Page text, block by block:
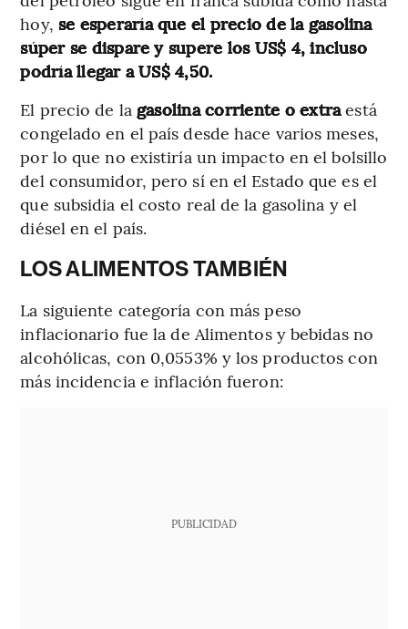
hoy, se esperaría que el precio de la gasolina
súper se dispare y supere los US$ 4, incluso
podría llegar a US$ 4,50.
El precio de la gasolina corriente o extraestá
congelado en el país desde hace varios meses,
por lo que no existiría un impacto en el bolsillo
del consumidor, pero sí en el Estado que es el
que subsidia el costo real de la gasolina y el
diésel en el país.
LOS ALIMENTOS TAMBIÉN
La siguiente categoría con más peso
inflacionario fue la de Alimentos y bebidas no
alcohólicas, con 0,0553% y los productos con
más incidencia e inflación fueron:
PUBLICIDAD